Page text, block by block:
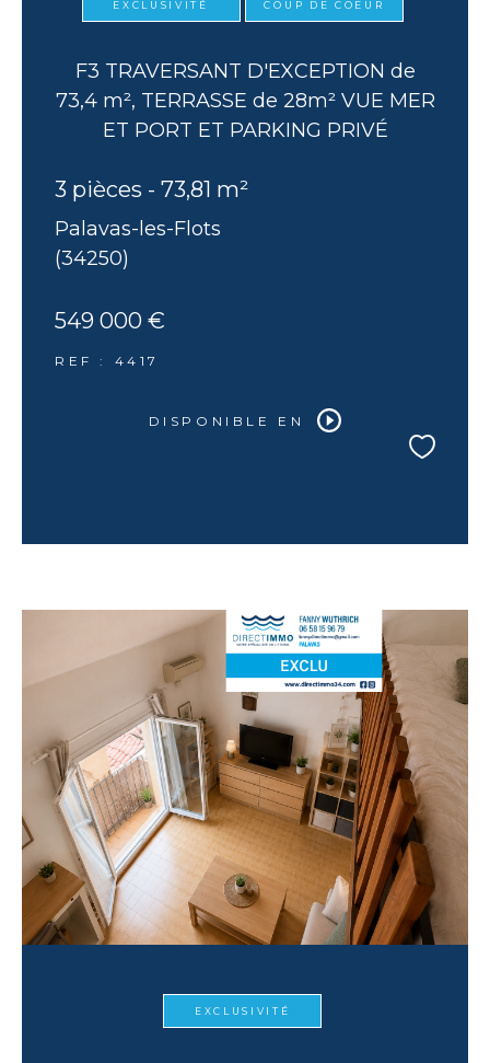
EXCLUSIVITÉ COUP DE COEUR
F3 TRAVERSANT D'EXCEPTION de
73,4 m², TERRASSE de 28m² VUE MER
ET PORT ET PARKING PRIVÉ
3 pièces - 73,81 m²
Palavas-les-Flots
(34250)
549 000 €
REF : 4417
DISPONIBLE EN
EXCLUSIVITÉ